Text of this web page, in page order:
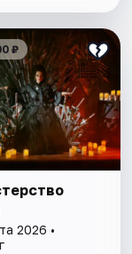
₽
2026 •